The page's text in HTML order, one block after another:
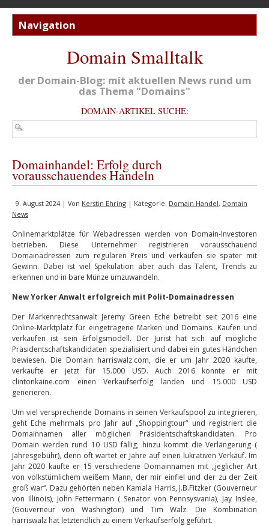
Domain Smalltalk
der Domain-Blog: mit aktuellen News rund um
das Thema "Domains"
DOMAIN-ARTIKEL SUCHE:
Domainhandel: Erfolg durch
vorausschauendes Handeln
9. August 2024 | Von Kerstin Ehring | Kategorie: Domain Handel, Domain
News
Onlinemarktplätze für Webadressen werden von Domain-Investoren
betrieben. Diese Unternehmer registrieren vorausschauend
Domainadressen zum regulären Preis und verkaufen sie später mit
Gewinn. Dabei ist viel Spekulation aber auch das Talent, Trends zu
erkennen und in bare Münze umzuwandeln.
New Yorker Anwalt erfolgreich mit Polit-Domainadressen
Der Markenrechtsanwalt Jeremy Green Eche betreibt seit 2016 eine
Online-Marktplatz für eingetragene Marken und Domains. Kaufen und
verkaufen ist sein Erfolgsmodell. Der Jurist hat sich auf mögliche
Präsidentschaftskandidaten spezialisiert und dabei ein gutes Händchen
bewiesen. Die Domain harriswalz.com, die er um Jahr 2020 kaufte,
verkaufte er jetzt für 15.000 USD. Auch 2016 konnte er mit
clintonkaine.com einen Verkaufserfolg landen und 15.000 USD
generieren.
Um viel versprechende Domains in seinen Verkaufspool zu integrieren,
geht Eche mehrmals pro Jahr auf „Shoppingtour“ und registriert die
Domainnamen aller möglichen Präsidentschaftskandidaten. Pro
Domain werden rund 10 USD fällig, hinzu kommt die Verlängerung (
Jahresgebühr), denn oft wartet er Jahre auf einen lukrativen Verkauf. Im
Jahr 2020 kaufte er 15 verschiedene Domainnamen mit „jeglicher Art
von volkstümlichem weißem Mann, der mir einfiel und der zu der Zeit
groß war“. Dazu gehörten neben Kamala Harris, J.B.Fitzker (Gouverneur
von Illinois), John Fettermann ( Senator von Pennsysvania), Jay Inslee,
(Gouverneur von Washington) und Tim Walz. Die Kombination
harriswalz hat letztendlich zu einem Verkaufserfolg geführt.